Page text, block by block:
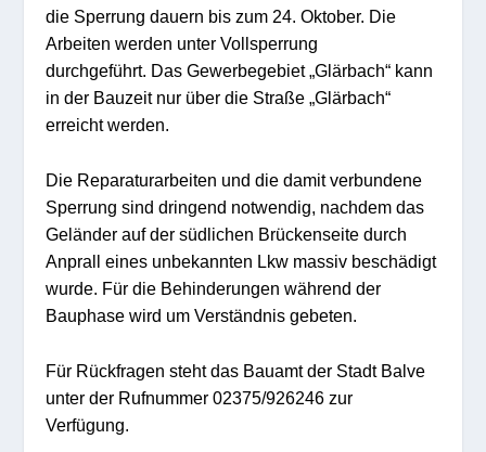
die Sperrung dauern bis zum 24. Oktober. Die
Arbeiten werden unter Vollsperrung
durchgeführt. Das Gewerbegebiet „Glärbach“ kann
in der Bauzeit nur über die Straße „Glärbach“
erreicht werden.
Die Reparaturarbeiten und die damit verbundene
Sperrung sind dringend notwendig, nachdem das
Geländer auf der südlichen Brückenseite durch
Anprall eines unbekannten Lkw massiv beschädigt
wurde. Für die Behinderungen während der
Bauphase wird um Verständnis gebeten.
Für Rückfragen steht das Bauamt der Stadt Balve
unter der Rufnummer 02375/926246 zur
Verfügung.